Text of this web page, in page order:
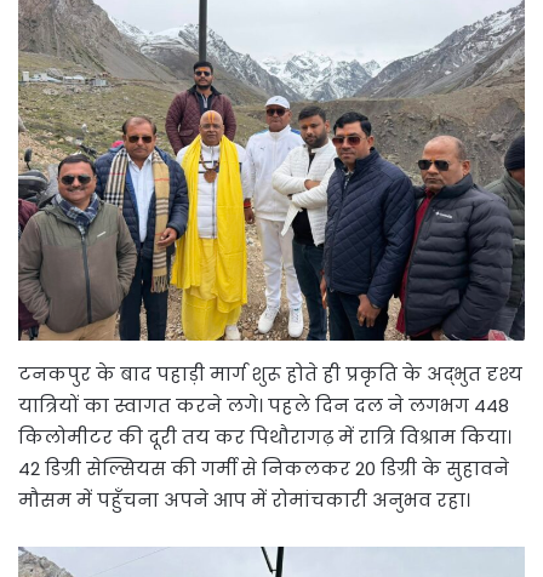
टनकपुर के बाद पहाड़ी मार्ग शुरू होते ही प्रकृति के अद्भुत दृश्य
यात्रियों का स्वागत करने लगे। पहले दिन दल ने लगभग 448
किलोमीटर की दूरी तय कर पिथौरागढ़ में रात्रि विश्राम किया।
42 डिग्री सेल्सियस की गर्मी से निकलकर 20 डिग्री के सुहावने
मौसम में पहुँचना अपने आप में रोमांचकारी अनुभव रहा।